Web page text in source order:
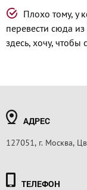
Плохо тому, у
перевести сюда
здесь, хочу, чтобы
АДРЕС
127051, г. Москва,
ТЕЛЕФОН